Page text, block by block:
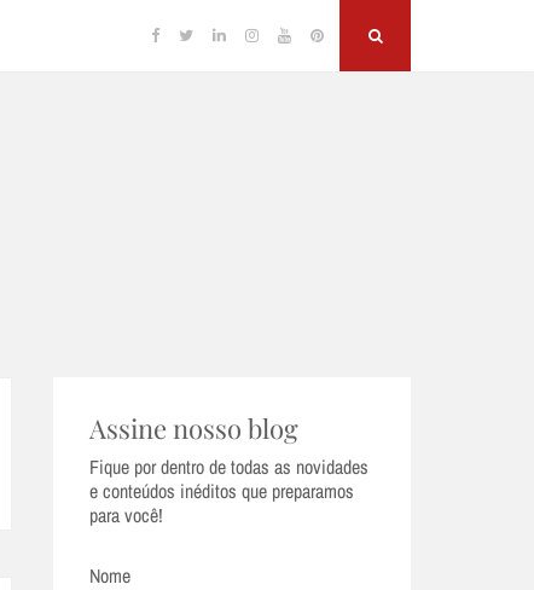
Facebook
TwitterLinkedinInstagram
YouTubePinterest
Assine nosso blog
Fique por dentro de todas as novidades
e conteúdos inéditos que preparamos
para você!
Nome